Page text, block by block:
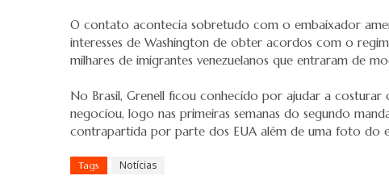
O contato acontecia sobretudo com o embaixador
interesses de Washington de obter acordos com o
milhares de imigrantes venezuelanos que entraram de
No Brasil, Grenell ficou conhecido por ajudar a
negociou, logo nas primeiras semanas do segundo
contrapartida por parte dos EUA além de uma foto do
Tags Notícias